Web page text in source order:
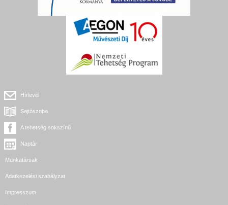
Hírlevél
Sajtószoba
A tehetség sokszínű
Naptár
Munkatársak
Adatkezelési szabályzat
Impresszum